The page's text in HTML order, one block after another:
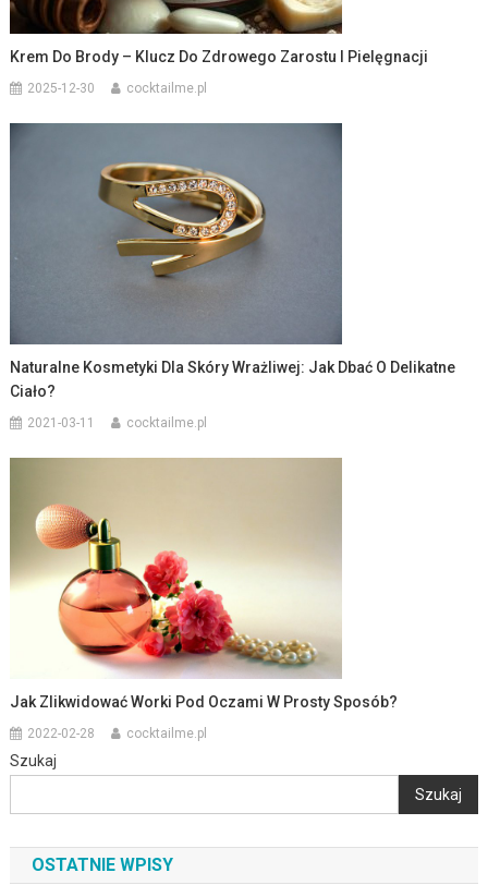
Krem Do Brody – Klucz Do Zdrowego Zarostu I Pielęgnacji
2025-12-30 cocktailme.pl
Naturalne Kosmetyki Dla Skóry Wrażliwej: Jak Dbać O Delikatne
Ciało?
2021-03-11 cocktailme.pl
Jak Zlikwidować Worki Pod Oczami W Prosty Sposób?
2022-02-28 cocktailme.pl
Szukaj
Szukaj
OSTATNIE WPISY